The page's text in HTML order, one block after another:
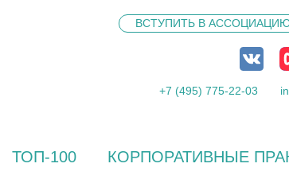
ВСТУПИТЬ В
+7 (495) 775-22-03
ТОП-100 КОРПОРАТИВНЫЕ